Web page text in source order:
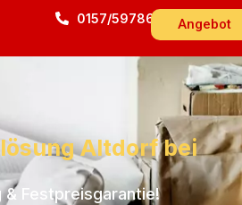
0157/59786543 Angebot
Altdorf bei
Festpreisgarantie!